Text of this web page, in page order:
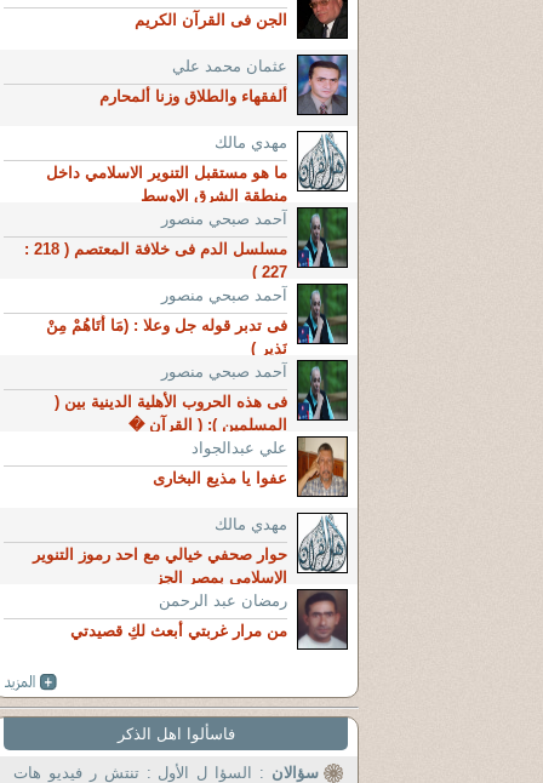
الجن فى القرآن الكريم
عثمان محمد علي
ألفقهاء والطلاق وزنا ألمحارم
مهدي مالك
ما هو مستقبل التنوير الاسلامي داخل
منطقة الشرق الاوسط
آحمد صبحي منصور
مسلسل الدم فى خلافة المعتصم ( 218 :
227 )
آحمد صبحي منصور
فى تدبر قوله جل وعلا : (مَا أَتَاهُمْ مِنْ
نَذِيرٍ )
آحمد صبحي منصور
فى هذه الحروب الأهلية الدينية بين (
المسلمين ): ( القرآن �
علي عبدالجواد
عفوا يا مذيع البخارى
مهدي مالك
حوار صحفي خيالي مع احد رموز التنوير
الإسلامي بمصر الجز
رمضان عبد الرحمن
من مرار غربتي أبعث لكِ قصيدتي
فاسألوا اهل الذكر
سؤالان : السؤا ل الأول : تنتش ر فيديو هات